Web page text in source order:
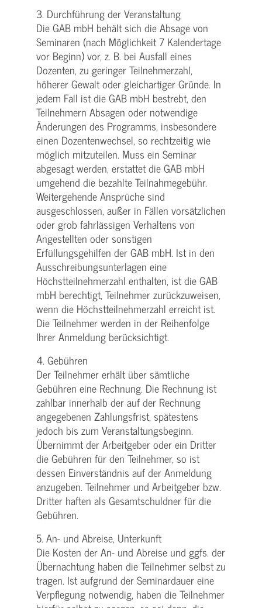
3. Durchführung der Veranstaltung
Die GAB mbH behält sich die Absage von
Seminaren (nach Möglichkeit 7 Kalendertage
vor Beginn) vor, z. B. bei Ausfall eines
Dozenten, zu geringer Teilnehmerzahl,
höherer Gewalt oder gleichartiger Gründe. In
jedem Fall ist die GAB mbH bestrebt, den
Teilnehmern Absagen oder notwendige
Änderungen des Programms, insbesondere
einen Dozentenwechsel, so rechtzeitig wie
möglich mitzuteilen. Muss ein Seminar
abgesagt werden, erstattet die GAB mbH
umgehend die bezahlte Teilnahmegebühr.
Weitergehende Ansprüche sind
ausgeschlossen, außer in Fällen vorsätzlichen
oder grob fahrlässigen Verhaltens von
Angestellten oder sonstigen
Erfüllungsgehilfen der GAB mbH. Ist in den
Ausschreibungsunterlagen eine
Höchstteilnehmerzahl enthalten, ist die GAB
mbH berechtigt, Teilnehmer zurückzuweisen,
wenn die Höchstteilnehmerzahl erreicht ist.
Die Teilnehmer werden in der Reihenfolge
Ihrer Anmeldung berücksichtigt.
4. Gebühren
Der Teilnehmer erhält über sämtliche
Gebühren eine Rechnung. Die Rechnung ist
zahlbar innerhalb der auf der Rechnung
angegebenen Zahlungsfrist, spätestens
jedoch bis zum Veranstaltungsbeginn.
Übernimmt der Arbeitgeber oder ein Dritter
die Gebühren für den Teilnehmer, so ist
dessen Einverständnis auf der Anmeldung
anzugeben. Teilnehmer und Arbeitgeber bzw.
Dritter haften als Gesamtschuldner für die
Gebühren.
5. An- und Abreise, Unterkunft
Die Kosten der An- und Abreise und ggfs. der
Übernachtung haben die Teilnehmer selbst zu
tragen. Ist aufgrund der Seminardauer eine
Verpflegung notwendig, haben die Teilnehmer